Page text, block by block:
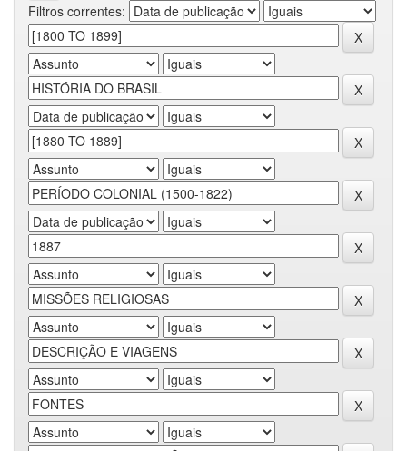
Filtros correntes: